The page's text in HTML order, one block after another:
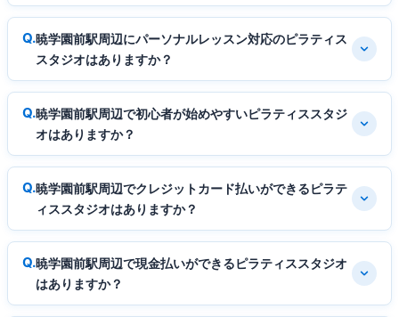
暁学園前駅周辺にパーソナルレッスン対応のピラティス
スタジオはありますか？
暁学園前駅周辺で初心者が始めやすいピラティススタジ
オはありますか？
暁学園前駅周辺でクレジットカード払いができるピラテ
ィススタジオはありますか？
暁学園前駅周辺で現金払いができるピラティススタジオ
はありますか？